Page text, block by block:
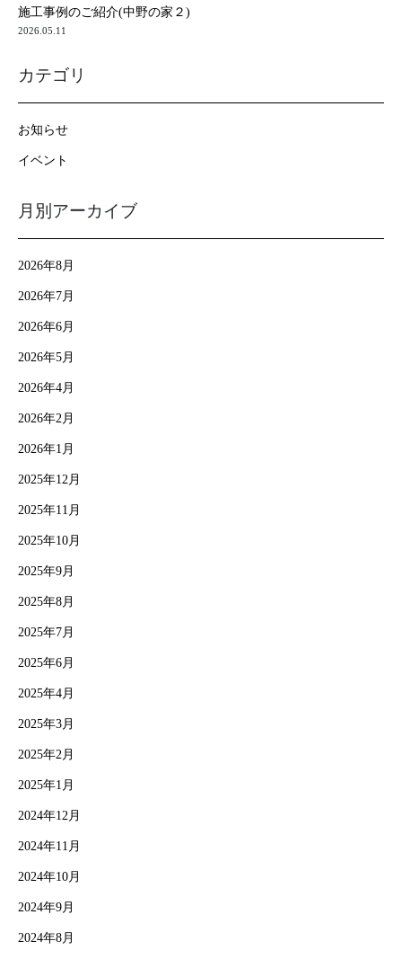
施工事例のご紹介(中野の家２)
2026.05.11
カテゴリ
お知らせ
イベント
月別アーカイブ
2026年8月
2026年7月
2026年6月
2026年5月
2026年4月
2026年2月
2026年1月
2025年12月
2025年11月
2025年10月
2025年9月
2025年8月
2025年7月
2025年6月
2025年4月
2025年3月
2025年2月
2025年1月
2024年12月
2024年11月
2024年10月
2024年9月
2024年8月